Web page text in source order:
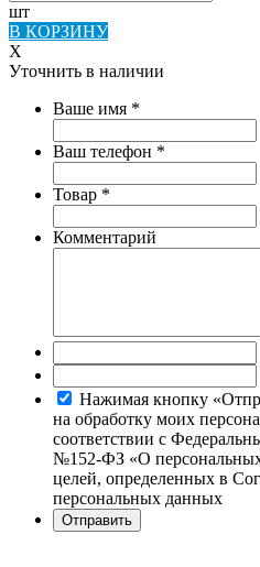
шт
В КОРЗИНУ
X
Уточнить в наличии
Ваше имя *
Ваш телефон *
Товар *
Комментарий
Нажимая кнопку
на обработку моих
соответствии с
№152-ФЗ «О
целей, определенных в
персональных данных